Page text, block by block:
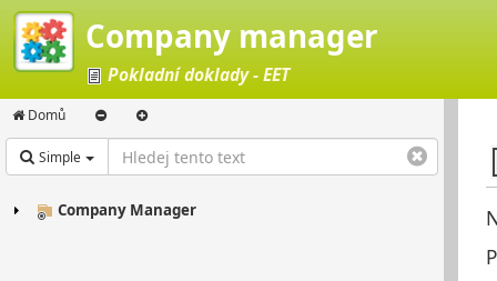
Company manager
Pokladní doklady - EET
Domů
Simple
Company Manager